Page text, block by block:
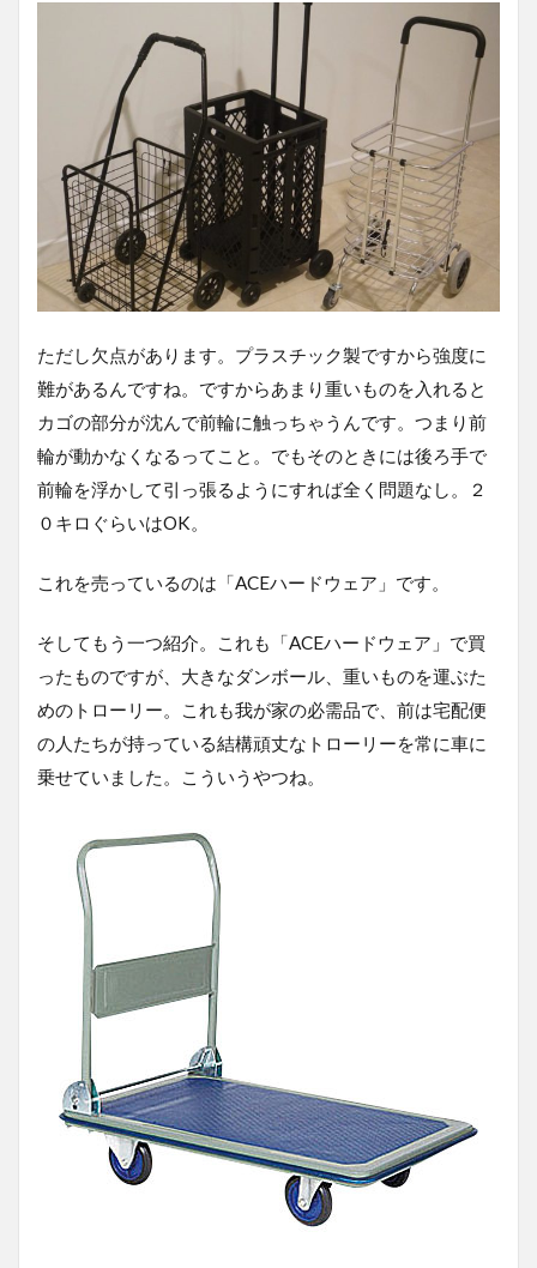
ただし欠点があります。プラスチック製ですから強度に
難があるんですね。ですからあまり重いものを入れると
カゴの部分が沈んで前輪に触っちゃうんです。つまり前
輪が動かなくなるってこと。でもそのときには後ろ手で
前輪を浮かして引っ張るようにすれば全く問題なし。２
０キロぐらいはOK。
これを売っているのは「ACEハードウェア」です。
そしてもう一つ紹介。これも「ACEハードウェア」で買
ったものですが、大きなダンボール、重いものを運ぶた
めのトローリー。これも我が家の必需品で、前は宅配便
の人たちが持っている結構頑丈なトローリーを常に車に
乗せていました。こういうやつね。